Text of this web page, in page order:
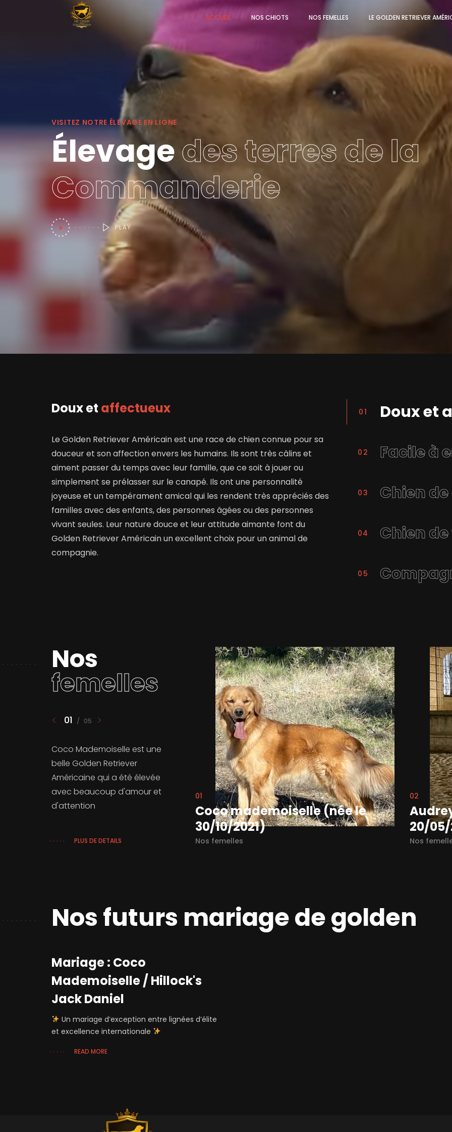
ACCUEIL NOS CHIOTS NOS FEMELLES LE GOLDEN RETRIEVER
VISITEZ NOTRE ÉLEVAGE EN LIGNE
Élevagedes terres de la
Commanderie
PLAY
Facile à
Chien
Chien
Doux et affectueux
Le Golden Retriever Américain est une race de chien connue pour sa
douceur et son affection envers les humains. Ils sont très câlins et
aiment passer du temps avec leur famille, que ce soit à jouer ou
simplement se prélasser sur le canapé. Ils ont une personnalité
joyeuse et un tempérament amical qui les rendent très appréciés des
familles avec des enfants, des personnes âgées ou des personnes
vivant seules. Leur nature douce et leur attitude aimante font du
Golden Retriever Américain un excellent choix pour un animal de
compagnie.
Nos
femelles
02 / 05
PLUS DE DÉTAILS
mademoiselle (née le
02
Audrey beauty love (née le
20/05/2024)
Nos femelles
03
Hip-
06/10/
Nos
Nos futurs mariage de golden
Mariage : Coco
Mademoiselle / Hillock's
Jack Daniel
Un mariage d’exception entre lignées d’élite
et excellence internationale
READ MORE